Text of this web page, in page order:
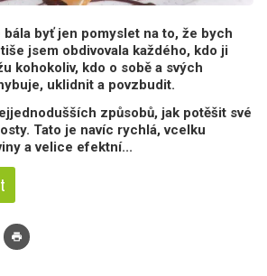
bála byť jen pomyslet na to, že bych
jsem obdivovala každého, kdo ji
kohokoliv, kdo o sobě a svých
uklidnit a povzbudit.
způsobů, jak potěšit své
Tato je navíc rychlá, vcelku
a velice efektní...
print